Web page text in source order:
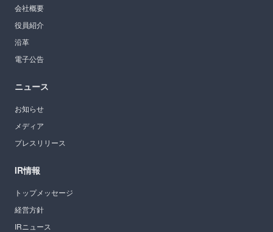
会社概要
役員紹介
沿革
電子公告
ニュース
お知らせ
メディア
プレスリリース
IR情報
トップメッセージ
経営方針
IRニュース